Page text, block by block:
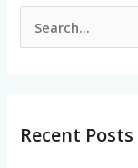
c
Recent Posts